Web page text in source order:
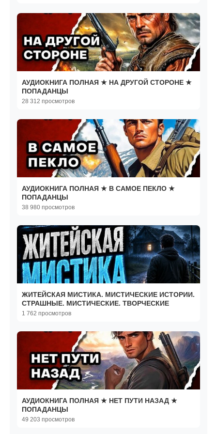
АУДИОКНИГА ПОЛНАЯ ★ НА ДРУГОЙ СТОРОНЕ ★
ПОПАДАНЦЫ
28 312 просмотров
АУДИОКНИГА ПОЛНАЯ ★ В САМОЕ ПЕКЛО ★
ПОПАДАНЦЫ
38 980 просмотров
ЖИТЕЙСКАЯ МИСТИКА. МИСТИЧЕСКИЕ ИСТОРИИ.
СТРАШНЫЕ. МИСТИЧЕСКИЕ. ТВОРЧЕСКИЕ
1 762 просмотров
АУДИОКНИГА ПОЛНАЯ ★ НЕТ ПУТИ НАЗАД ★
ПОПАДАНЦЫ
49 203 просмотров